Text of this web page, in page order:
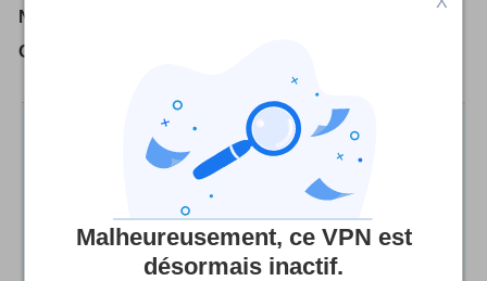
Nombre de dispositifs par licence:
Offres VPN :
Nous évaluons les fournisseurs sur la base de
tests et de recherches rigoureux, mais nous
tenons également compte de vos commentaires et
de nos commissions d’affiliation avec les
fournisseurs. Certains fournisseurs appartiennent
à notre société mère.En savoir plus
Malheureusement, ce VPN est
désormais inactif.